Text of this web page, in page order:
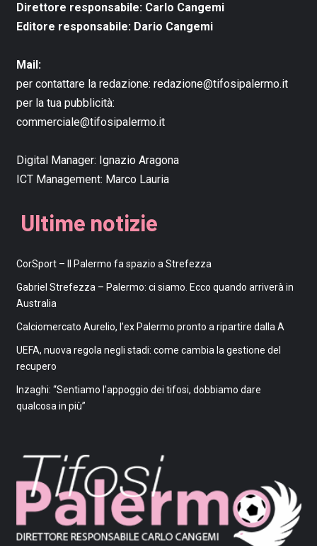
Direttore responsabile: Carlo Cangemi
Editore responsabile: Dario Cangemi
Mail:
per contattare la redazione: redazione@tifosipalermo.it
per la tua pubblicità:
commerciale@tifosipalermo.it
Digital Manager: Ignazio Aragona
ICT Management: Marco Lauria
Ultime notizie
CorSport – Il Palermo fa spazio a Strefezza
Gabriel Strefezza – Palermo: ci siamo. Ecco quando arriverà in
Australia
Calciomercato Aurelio, l’ex Palermo pronto a ripartire dalla A
UEFA, nuova regola negli stadi: come cambia la gestione del
recupero
Inzaghi: “Sentiamo l’appoggio dei tifosi, dobbiamo dare
qualcosa in più”